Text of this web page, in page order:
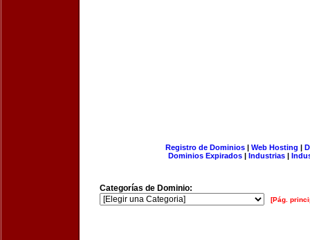
Registro de Dominios| Web Hosting |
Dominios Expirados | Industrias |
Categorías de Dominio:
[Pág.